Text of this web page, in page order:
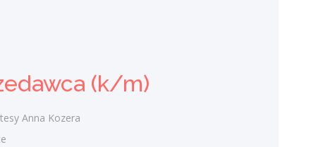
Sprzedawca (k/m)
(k/m)
Anna Kozera